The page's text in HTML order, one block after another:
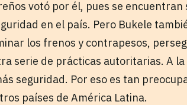
votó por él, pues se
en el país. Pero Bukele
los frenos y contrapesos,
serie de prácticas autoritarias. A
seguridad. Por eso es tan
países de América Latina.